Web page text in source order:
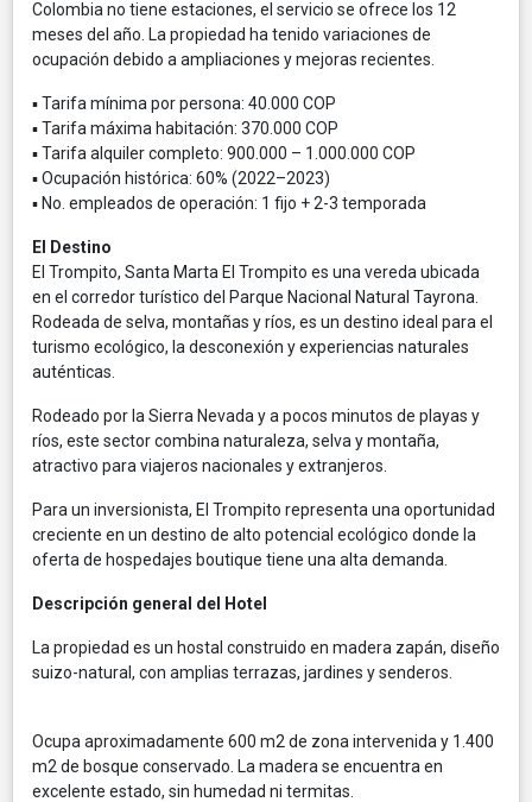
Colombia no tiene estaciones, el servicio se ofrece los 12
meses del año. La propiedad ha tenido variaciones de
ocupación debido a ampliaciones y mejoras recientes.
▪ Tarifa mínima por persona: 40.000 COP
▪ Tarifa máxima habitación: 370.000 COP
▪ Tarifa alquiler completo: 900.000 – 1.000.000 COP
▪ Ocupación histórica: 60% (2022–2023)
▪ No. empleados de operación: 1 fijo + 2-3 temporada
El Destino
El Trompito, Santa Marta El Trompito es una vereda ubicada
en el corredor turístico del Parque Nacional Natural Tayrona.
Rodeada de selva, montañas y ríos, es un destino ideal para el
turismo ecológico, la desconexión y experiencias naturales
auténticas.
Rodeado por la Sierra Nevada y a pocos minutos de playas y
ríos, este sector combina naturaleza, selva y montaña,
atractivo para viajeros nacionales y extranjeros.
Para un inversionista, El Trompito representa una oportunidad
creciente en un destino de alto potencial ecológico donde la
oferta de hospedajes boutique tiene una alta demanda.
Descripción general del Hotel
La propiedad es un hostal construido en madera zapán, diseño
suizo-natural, con amplias terrazas, jardines y senderos.
Ocupa aproximadamente 600 m2 de zona intervenida y 1.400
m2 de bosque conservado. La madera se encuentra en
excelente estado, sin humedad ni termitas.